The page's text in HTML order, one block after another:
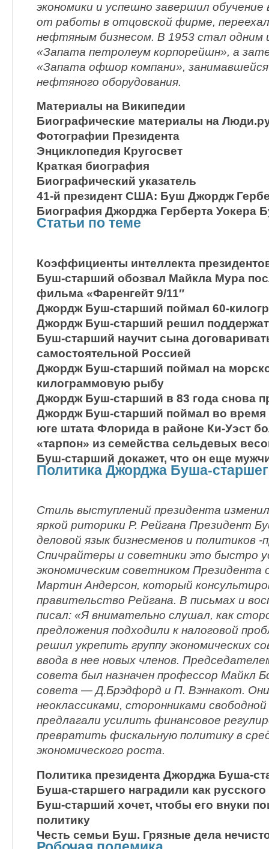
экономики и успешно завершил
от работы в отцовской фирме, переехал
нефтяным бизнесом. В 1953 стал одним
«Запата петролеум корпорейшн», а
«Запата офшор компани»,
нефтяного оборудования.
Материалы на Википедии
Биографические материалы на
Фотографии Президента
Энциклопедия Кругосвет
Краткая биография
Биографический указатель
41-й президент США: Буш Джордж
Биография Джорджа Герберта Уокера
Статьи по теме
Коэффициенты интеллекта
Буш-старший обозвал Майкла Мура
фильма «Фаренгейт 9/11″
Джордж Буш-старший поймал 60-
Джордж Буш-старший решил
Буш-старший научит сына
самостоятельной Россией
Джордж Буш-старший поймал на
килограммовую рыбу
Джордж Буш-старший в 83 года снова
Джордж Буш-старший поймал во время
юге штата Флорида в районе Ки-Уэст
«тарпон» из семейства сельдевых
Буш-старший докажет, что он еще
Политика Джорджа Буша-
Стиль выступлений президента
яркой риторики Р. Рейгана Президент
деловой язык бизнесменов и политиков -
Спичрайтеры и советники это быстро
экономическим советником Президента
Мартин Андерсон, который
правительство Рейгана. В письмах и
писал: «Я внимательно слушал, как
предложения подходили к налоговой
решил укрепить группу экономических
ввода в нее новых членов.
совета был назначен профессор Майкл
совета — Д.Брэдфорд и П. Вэннакот.
неоклассиками, сторонниками
предлагали усилить финансовое
превратить фискальную политику в
экономического роста.
Политика президента Джорджа Буша-
Буша-старшего наградили как русского
Буш-старший хочет, чтобы его внуки
политику
Честь семьи Буш. Грязные дела